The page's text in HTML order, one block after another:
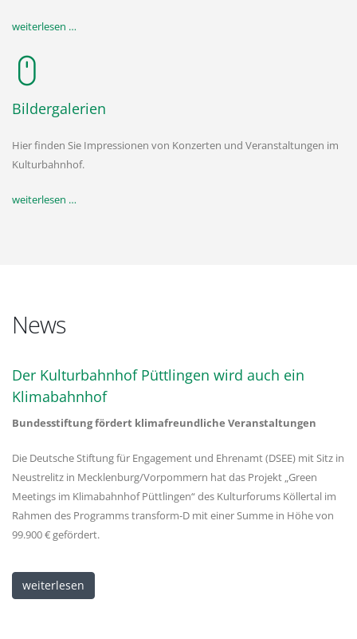
weiterlesen …
Bildergalerien
Hier finden Sie Impressionen von Konzerten und Veranstaltungen im
Kulturbahnhof.
weiterlesen …
News
Der Kulturbahnhof Püttlingen wird auch ein
Klimabahnhof
Bundesstiftung fördert klimafreundliche Veranstaltungen
Die Deutsche Stiftung für Engagement und Ehrenamt (DSEE) mit Sitz in
Neustrelitz in Mecklenburg/Vorpommern hat das Projekt „Green
Meetings im Klimabahnhof Püttlingen“ des Kulturforums Köllertal im
Rahmen des Programms transform-D mit einer Summe in Höhe von
99.900 € gefördert.
weiterlesen